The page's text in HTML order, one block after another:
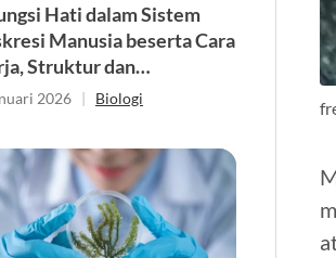
Hati dalam Sistem
Manusia beserta Cara
Struktur dan
2026 | Biologi